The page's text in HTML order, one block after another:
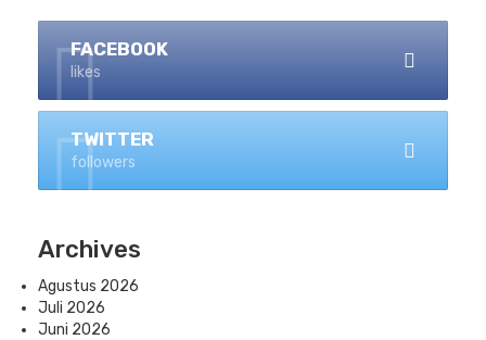
FACEBOOK
likes
TWITTER
followers
Archives
Agustus 2026
Juli 2026
Juni 2026